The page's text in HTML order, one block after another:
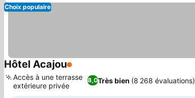
Choix populaire
Hôtel Acajou1 Étoiles
8,0Très bien (8 268 évaluations)
Accès à une terrasse
extérieure privée